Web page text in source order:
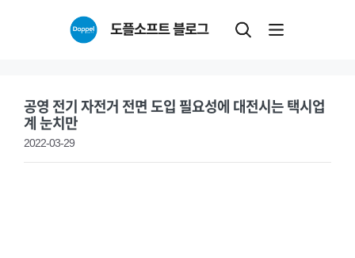
도플소프트 블로그
공영 전기 자전거 전면 도입 필요성에 대전시는 택시업
계 눈치만
2022-03-29